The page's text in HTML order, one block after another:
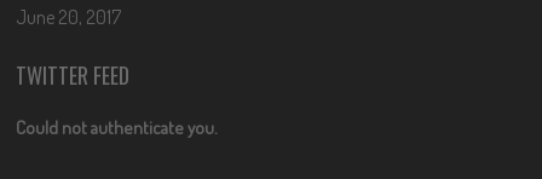
June 20, 2017
TWITTER FEED
Could not authenticate you.